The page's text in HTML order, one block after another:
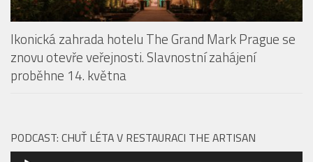
Ikonická zahrada hotelu The Grand Mark Prague se
znovu otevře veřejnosti. Slavnostní zahájení
proběhne 14. května
PODCAST: CHUŤ LÉTA V RESTAURACI THE ARTISAN